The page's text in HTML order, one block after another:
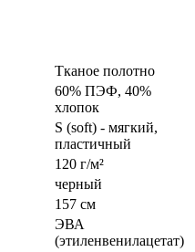
Тканое полотно
60% ПЭФ, 40%
хлопок
S (soft) - мягкий,
пластичный
120 г/м²
черный
157 см
ЭВА
(этиленвенилацетат)